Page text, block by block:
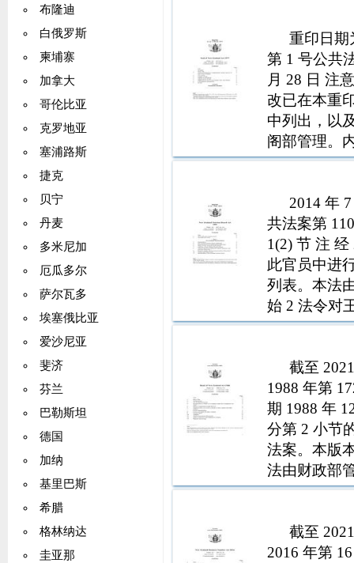
布隆迪
白俄罗斯
柬埔寨
加拿大
哥伦比亚
克罗地亚
塞浦路斯
捷克
贝宁
丹麦
多米尼加
厄瓜多尔
萨尔瓦多
埃塞俄比亚
爱沙尼亚
斐济
芬兰
巴勒斯坦
德国
加纳
基里巴斯
希腊
格林纳达
圭亚那
重印日期
第 1 号公共
月 28 日 注
改已在本重
中列出，以
阁部管理。
用新西兰印
2014 年
共法案第
1(2) 节 注
此官员中进
列表。本法
始 2 法令对
西兰旅游局
截至
1988 年第
期 1988 年
分第 2 小节
法案。本版
法由财政部
根据 1955
截至
2016 年第